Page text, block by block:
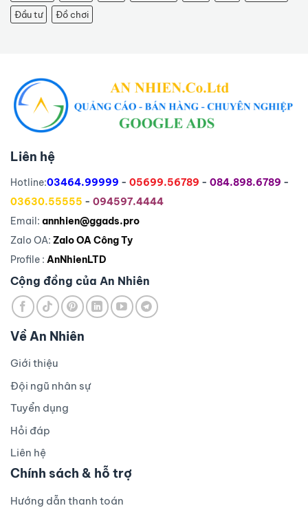
Đầu tư
Đồ chơi
Liên hệ
Hotline:03464.99999 - 05699.56789 - 084.898.6789 -
03630.55555 - 094597.4444
Email: annhien@ggads.pro
Zalo OA: Zalo OA Công Ty
Profile : AnNhienLTD
Cộng đồng của An Nhiên
Về An Nhiên
Giới thiệu
Đội ngũ nhân sự
Tuyển dụng
Hỏi đáp
Liên hệ
Chính sách & hỗ trợ
Hướng dẫn thanh toán